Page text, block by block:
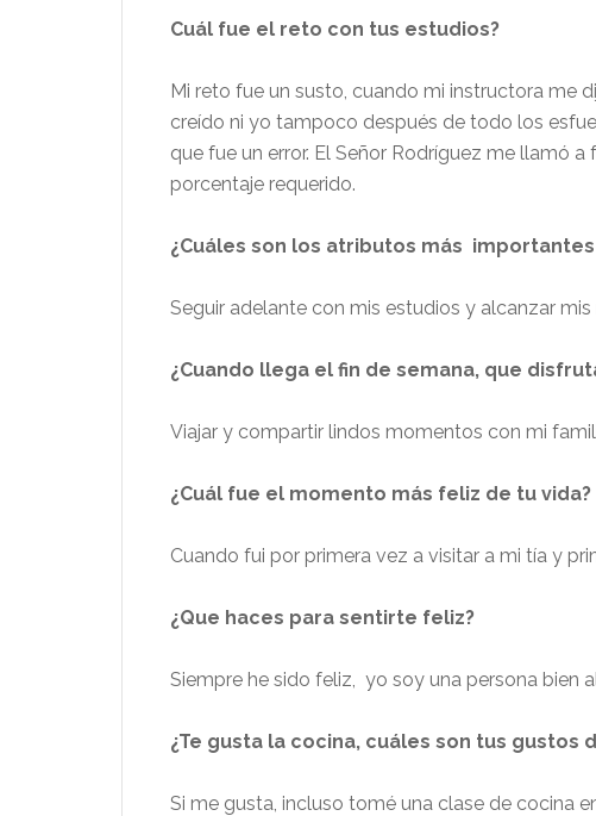
Cuál fue el reto con tus estudios?
Mi reto fue un susto, cuando mi instructora me
creído ni yo tampoco después de todo los
que fue un error. El Señor Rodríguez me llamó
porcentaje requerido.
¿Cuáles son los atributos más
Seguir adelante con mis estudios y alcanzar
¿Cuando llega el fin de semana, que
Viajar y compartir lindos momentos con mi
¿Cuál fue el momento más feliz de tu vida?
Cuando fui por primera vez a visitar a mi tía y
¿Que haces para sentirte feliz?
Siempre he sido feliz, yo soy una persona bien
¿Te gusta la cocina, cuáles son tus gustos
Si me gusta, incluso tomé una clase de cocina